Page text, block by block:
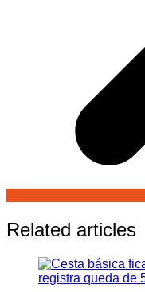
Related articles